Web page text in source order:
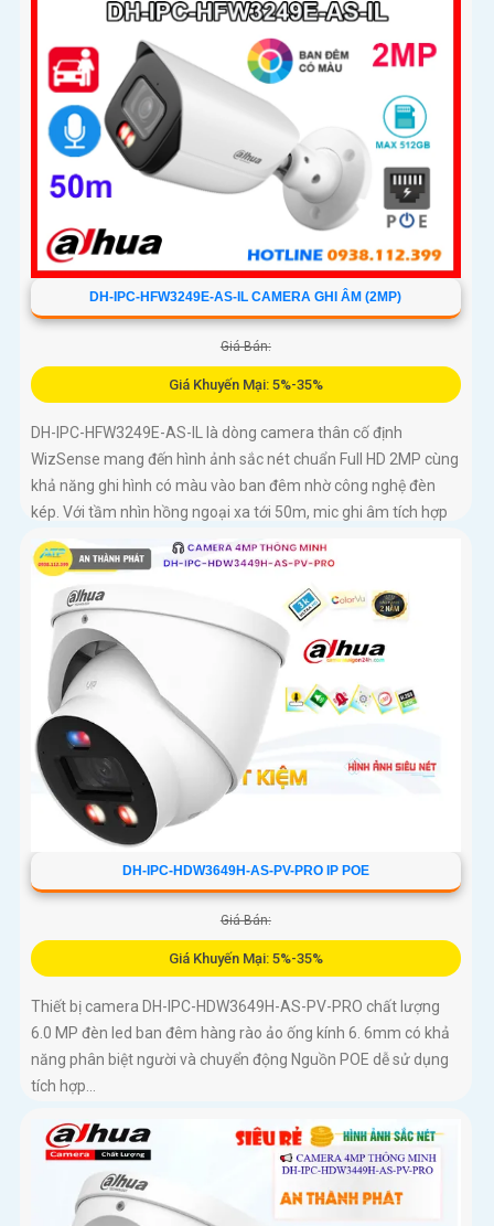
nhớ 512GB, chuẩn chống nước IP67
DH-IPC-HFW3249E-AS-IL CAMERA GHI ÂM (2MP)
Giá Bán:
Giá Khuyến Mại: 5%-35%
DH-IPC-HFW3249E-AS-IL là dòng camera thân cố định
WizSense mang đến hình ảnh sắc nét chuẩn Full HD 2MP cùng
khả năng ghi hình có màu vào ban đêm nhờ công nghệ đèn
kép. Với tầm nhìn hồng ngoại xa tới 50m, mic ghi âm tích hợp
và khả năng phân biệt chính xác giữa người và xe giúp giám
sát hiệu quả và giảm thiểu cảnh báo giả, hỗ trợ khe thẻ nhớ lên
đến 512GB, chuẩn chống nước IP67 giá rẻ
DH-IPC-HDW3649H-AS-PV-PRO IP POE
Giá Bán:
Giá Khuyến Mại: 5%-35%
Thiết bị camera DH-IPC-HDW3649H-AS-PV-PRO chất lượng
6.0 MP đèn led ban đêm hàng rào ảo ống kính 6. 6mm có khả
năng phân biệt người và chuyển động Nguồn POE dễ sử dụng
tích hợp...